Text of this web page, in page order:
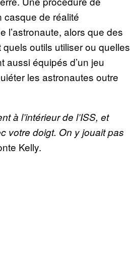
casque de réalité
l’astronaute, alors que des
outils utiliser ou quelles
aussi équipés d’un jeu
les astronautes outre
à l’intérieur de l’ISS, et
votre doigt. On y jouait pas
Kelly.